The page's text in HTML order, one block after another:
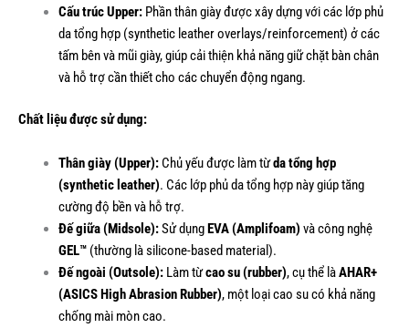
Cấu trúc Upper:Phần thân giày được xây dựng với các lớp phủ
da tổng hợp (synthetic leather overlays/reinforcement) ở các
tấm bên và mũi giày, giúp cải thiện khả năng giữ chặt bàn chân
và hỗ trợ cần thiết cho các chuyển động ngang.
Chất liệu được sử dụng:
Thân giày (Upper):Chủ yếu được làm từda tổng hợp
(synthetic leather). Các lớp phủ da tổng hợp này giúp tăng
cường độ bền và hỗ trợ.
Đế giữa (Midsole):Sử dụngEVA (Amplifoam) và công nghệ
GEL™(thường là silicone-based material).
Đế ngoài (Outsole):Làm từcao su (rubber), cụ thể làAHAR+
(ASICS High Abrasion Rubber), một loại cao su có khả năng
chống mài mòn cao.